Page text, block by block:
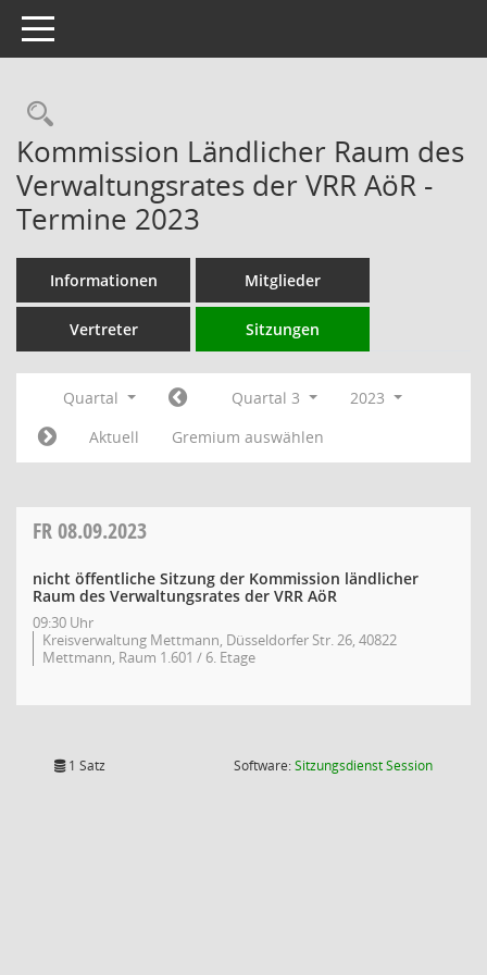
Toggle navigation
Rechercheauswahl
Kommission Ländlicher Raum des
Verwaltungsrates der VRR AöR -
Termine 2023
Informationen Mitglieder
Vertreter Sitzungen
Quartal Quartal 3
2023
Aktuell
Gremium auswählen
FR08.09.2023
nicht öffentliche Sitzung der Kommission ländlicher
Raum des Verwaltungsrates der VRR AöR
09:30 Uhr
Kreisverwaltung Mettmann, Düsseldorfer Str. 26, 40822
Mettmann, Raum 1.601 / 6. Etage
1 Satz Software:SitzungsdienstSession(Wird in